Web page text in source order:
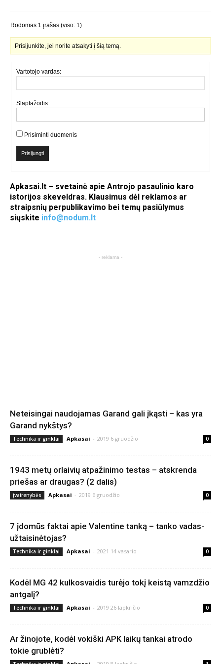
Rodomas 1 įrašas (viso: 1)
Prisijunkite, jei norite atsakyti į šią temą.
Vartotojo vardas:
Slaptažodis:
Prisiminti duomenis
Prisijungti
Apkasai.lt – svetainė apie Antrojo pasaulinio karo
istorijos skeveldras. Klausimus dėl reklamos ar
straipsnių perpublikavimo bei temų pasiūlymus
siųskite info@nodum.lt
- reklama -
Neteisingai naudojamas Garand gali įkąsti – kas yra
Garand nykštys?
Technika ir ginklai Apkasai - 2019 6 gruodžio 0
1943 metų orlaivių atpažinimo testas – atskrenda
priešas ar draugas? (2 dalis)
Įvairenybės Apkasai - 2019 6 gruodžio 0
7 įdomūs faktai apie Valentine tanką – tanko vadas-
užtaisinėtojas?
Technika ir ginklai Apkasai - 2021 14 vasario 0
Kodėl MG 42 kulkosvaidis turėjo tokį keistą vamzdžio
antgalį?
Technika ir ginklai Apkasai - 2019 26 lapkričio 0
Ar žinojote, kodėl vokiški APK laikų tankai atrodo
tokie grublėti?